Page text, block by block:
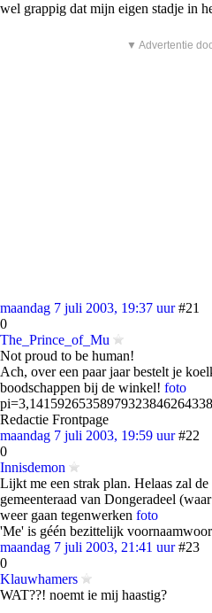
wel grappig dat mijn eigen stadje in
▼ Advertentie
maandag 7 juli 2003, 19:37 uur #21
0
The_Prince_of_Mu
Not proud to be human!
Ach, over een paar jaar bestelt je
boodschappen bij de winkel! foto
Redactie Frontpage
maandag 7 juli 2003, 19:59 uur #22
0
Innisdemon
Lijkt me een strak plan. Helaas zal
gemeenteraad van Dongeradeel
weer gaan tegenwerken foto
'Me' is géén bezittelijk
maandag 7 juli 2003, 21:41 uur #23
0
Klauwhamers
WAT??! noemt ie mij haastig?